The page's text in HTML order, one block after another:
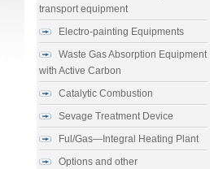
transport equipment
Electro-painting Equipments
Waste Gas Absorption Equipment
with Active Carbon
Catalytic Combustion
Sevage Treatment Device
Ful/Gas—Integral Heating Plant
Options and other